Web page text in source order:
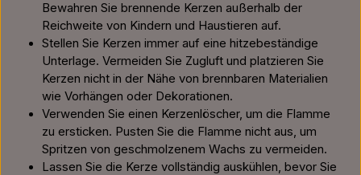
Bewahren Sie brennende Kerzen außerhalb der
Reichweite von Kindern und Haustieren auf.
Stellen Sie Kerzen immer auf eine hitzebeständige
Unterlage. Vermeiden Sie Zugluft und platzieren Sie
Kerzen nicht in der Nähe von brennbaren Materialien
wie Vorhängen oder Dekorationen.
Verwenden Sie einen Kerzenlöscher, um die Flamme
zu ersticken. Pusten Sie die Flamme nicht aus, um
Spritzen von geschmolzenem Wachs zu vermeiden.
Lassen Sie die Kerze vollständig auskühlen, bevor Sie